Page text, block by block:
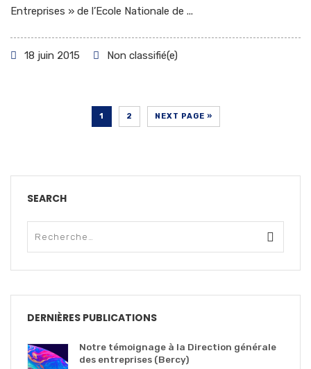
Entreprises » de l’Ecole Nationale de ...
18 juin 2015 Non classifié(e)
1 2 NEXT PAGE »
SEARCH
DERNIÈRES PUBLICATIONS
Notre témoignage à la Direction générale
des entreprises (Bercy)